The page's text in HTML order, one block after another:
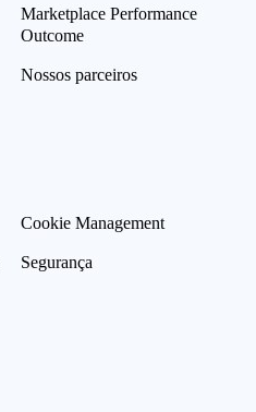
Marketplace Performance
Outcome
Nossos parceiros
Cookie Management
Segurança